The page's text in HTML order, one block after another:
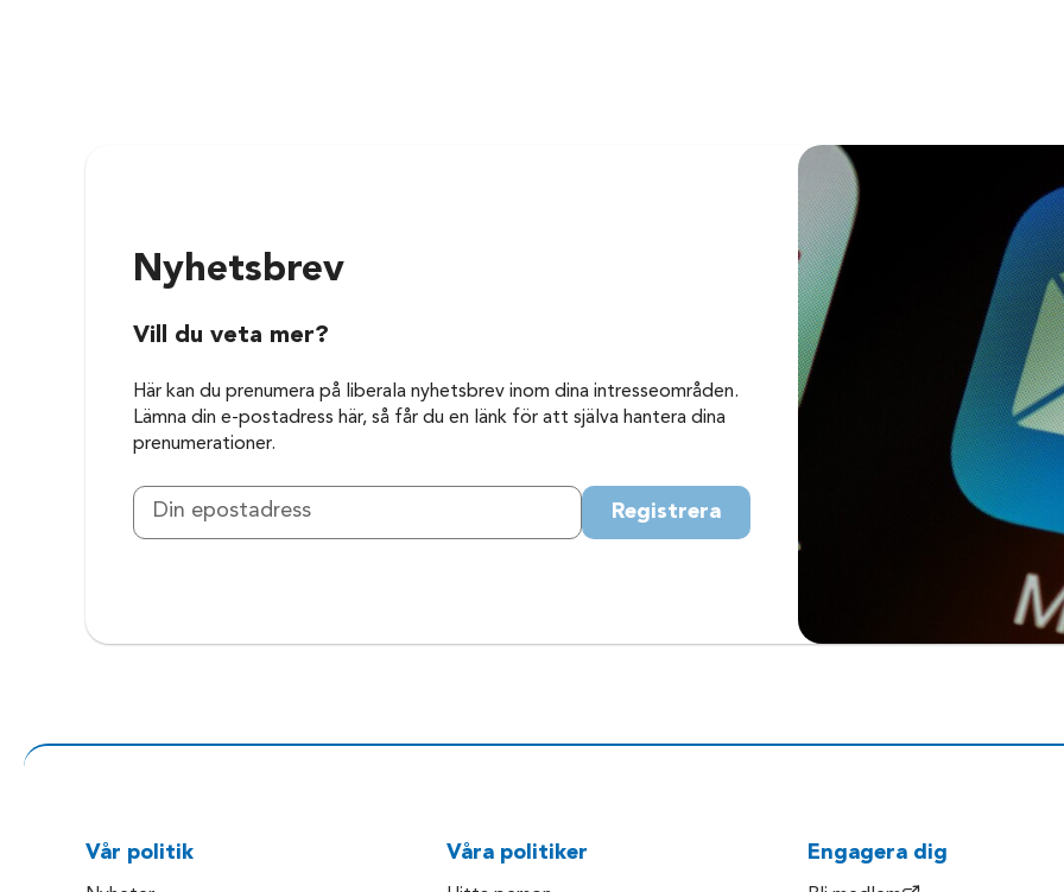
Nyhetsbrev
Vill du veta mer?
Här kan du prenumera på liberala nyhetsbrev inom dina intresseområden.
Lämna din e-postadress här, så får du en länk för att själva hantera dina
prenumerationer.
Registrera
Vår politik Våra politiker Engagera dig